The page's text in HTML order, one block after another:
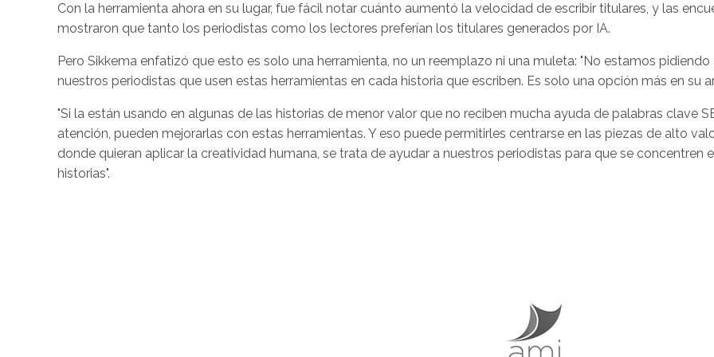
Con la herramienta ahora en su lugar, fue fácil notar cuánto aumentó la velocidad de escribir titulares, y las
mostraron que tanto los periodistas como los lectores preferían los titulares generados por IA.
Pero Sikkema enfatizó que esto es solo una herramienta, no un reemplazo ni una muleta: "No estamos pidiendo
nuestros periodistas que usen estas herramientas en cada historia que escriben. Es solo una opción más en su
"Si la están usando en algunas de las historias de menor valor que no reciben mucha ayuda de palabras clave
atención, pueden mejorarlas con estas herramientas. Y eso puede permitirles centrarse en las piezas de alto
donde quieran aplicar la creatividad humana, se trata de ayudar a nuestros periodistas para que se concentren
historias".